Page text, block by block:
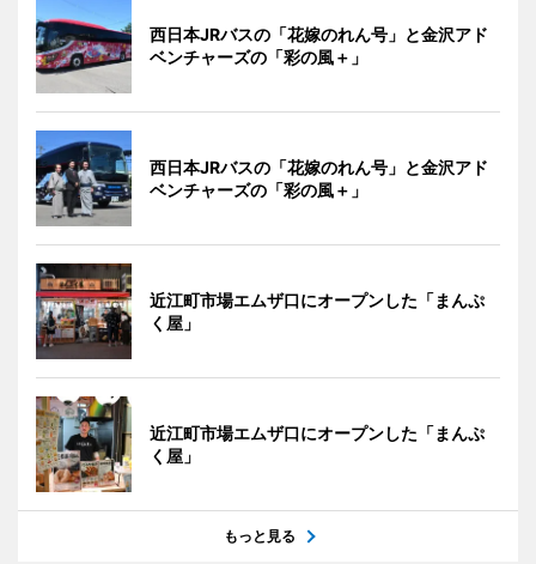
西日本JRバスの「花嫁のれん号」と金沢アド
ベンチャーズの「彩の風＋」
西日本JRバスの「花嫁のれん号」と金沢アド
ベンチャーズの「彩の風＋」
近江町市場エムザ口にオープンした「まんぷ
く屋」
近江町市場エムザ口にオープンした「まんぷ
く屋」
もっと見る